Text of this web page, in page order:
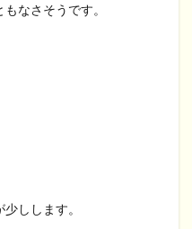
なさそうです。
しします。